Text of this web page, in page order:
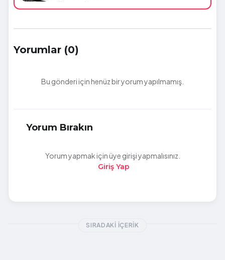
Yorumlar (0)
Bu gönderi için henüz bir yorum yapılmamış.
Yorum Bırakın
Yorum yapmak için üye girişi yapmalısınız.
Giriş Yap
SIRADAKI İÇERIK